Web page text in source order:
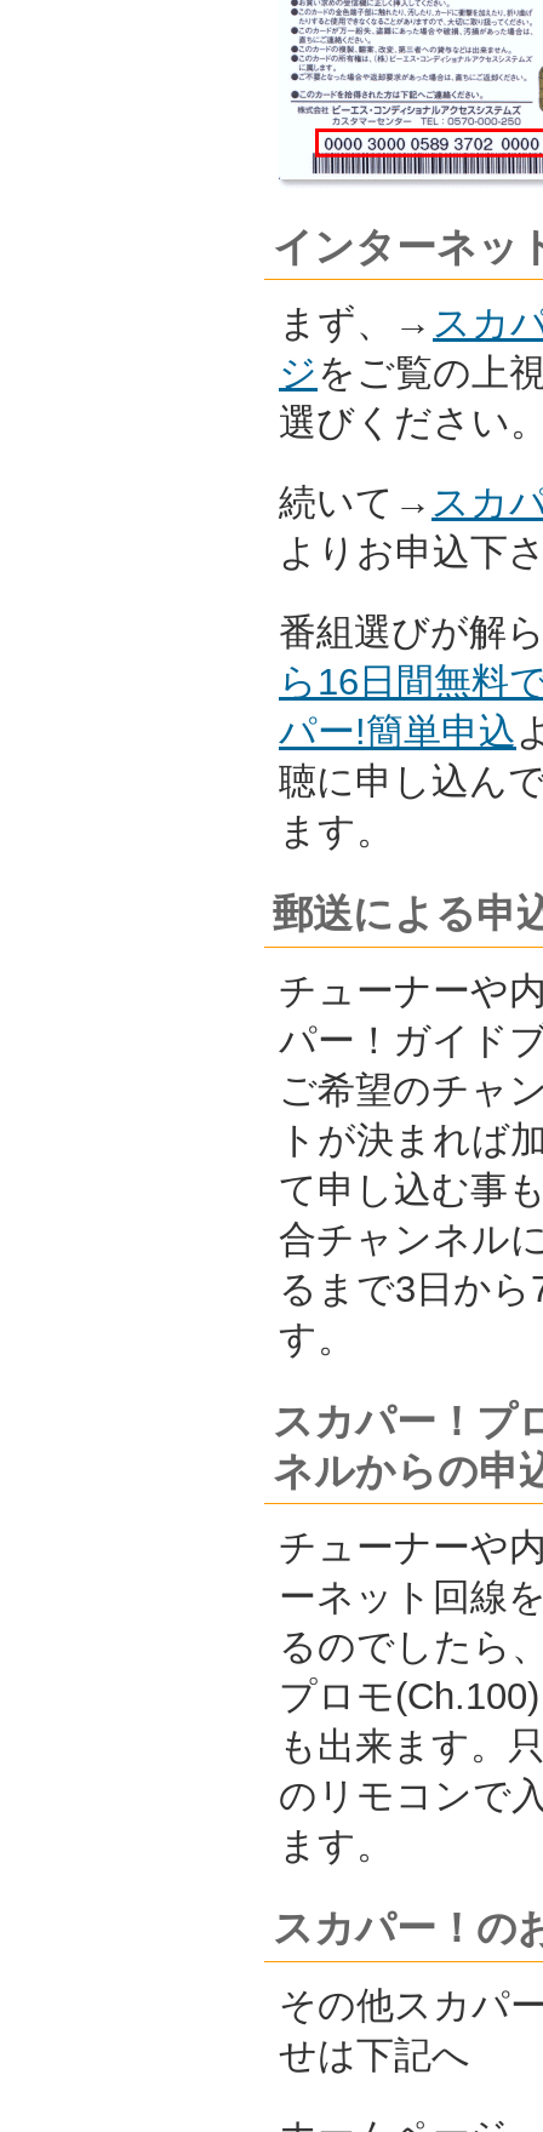
インターネッ
まず、→ スカ
ジをご覧の上
選びください
続いて→ スカ
よりお申込下
番組選びが解
ら16日間無料
パー!簡単申込
聴に申し込ん
ます。
郵送による申
チューナーや
パー！ガイド
ご希望のチャ
トが決まれば
て申し込む事
合チャンネル
るまで3日か
す。
スカパー！プ
ネルからの申
チューナーや
ーネット回線
るのでしたら
プロモ
も出来ます。
のリモコンで
ます。
スカパー！の
その他スカパ
せは下記へ